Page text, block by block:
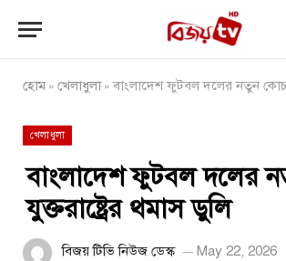
হোম» খেলাধুলা»বাংলাদেশ ফুটবল দলের নতুন কোচ
খেলাধুলা
বাংলাদেশ ফুটবল দলের
যুক্তরাষ্ট্রের থমাস ডুলি
বিজয় টিভি নিউজ ডেস্ক May 22, 2026